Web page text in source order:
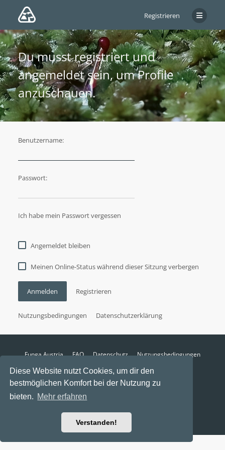
Diese Website nutzt Cookies, um dir den
bestmöglichen Komfort bei der Nutzung zu
bieten. Mehr erfahren
Verstanden!
Registrieren
Du musst registriert und
angemeldet sein, um Profile
anzuschauen.
Benutzername:
Passwort:
Ich habe mein Passwort vergessen
Angemeldet bleiben
Meinen Online-Status während dieser Sitzung verbergen
Anmelden Registrieren
Nutzungsbedingungen Datenschutzerklärung
Funga Austria FAQ Datenschutz
Nutzungsbedingungen
Alle Zeiten sindUTC+02:00
Aktuelle Zeit: 7. August 2026, 22:06
Powered byphpBB
Ravaio Theme byGramziu